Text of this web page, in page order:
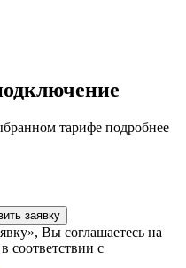
тарифе подробнее
заявку
Вы соглашаетесь на
соответствии с